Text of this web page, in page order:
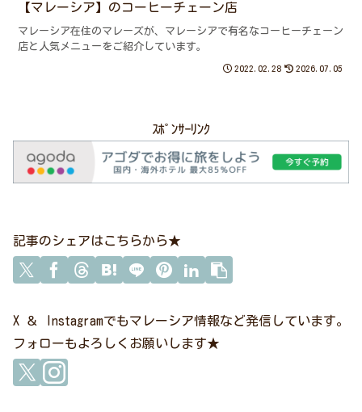
【マレーシア】のコーヒーチェーン店
マレーシア在住のマレーズが、マレーシアで有名なコーヒーチェーン
店と人気メニューをご紹介しています。
2022.02.28 2026.07.05
ｽﾎﾟﾝｻｰﾘﾝｸ
記事のシェアはこちらから★
X ＆ Instagramでもマレーシア情報など発信しています。
フォローもよろしくお願いします★